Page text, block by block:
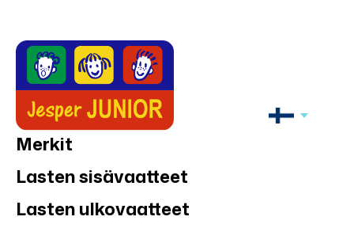
Merkit
Lasten sisävaatteet
Lasten ulkovaatteet